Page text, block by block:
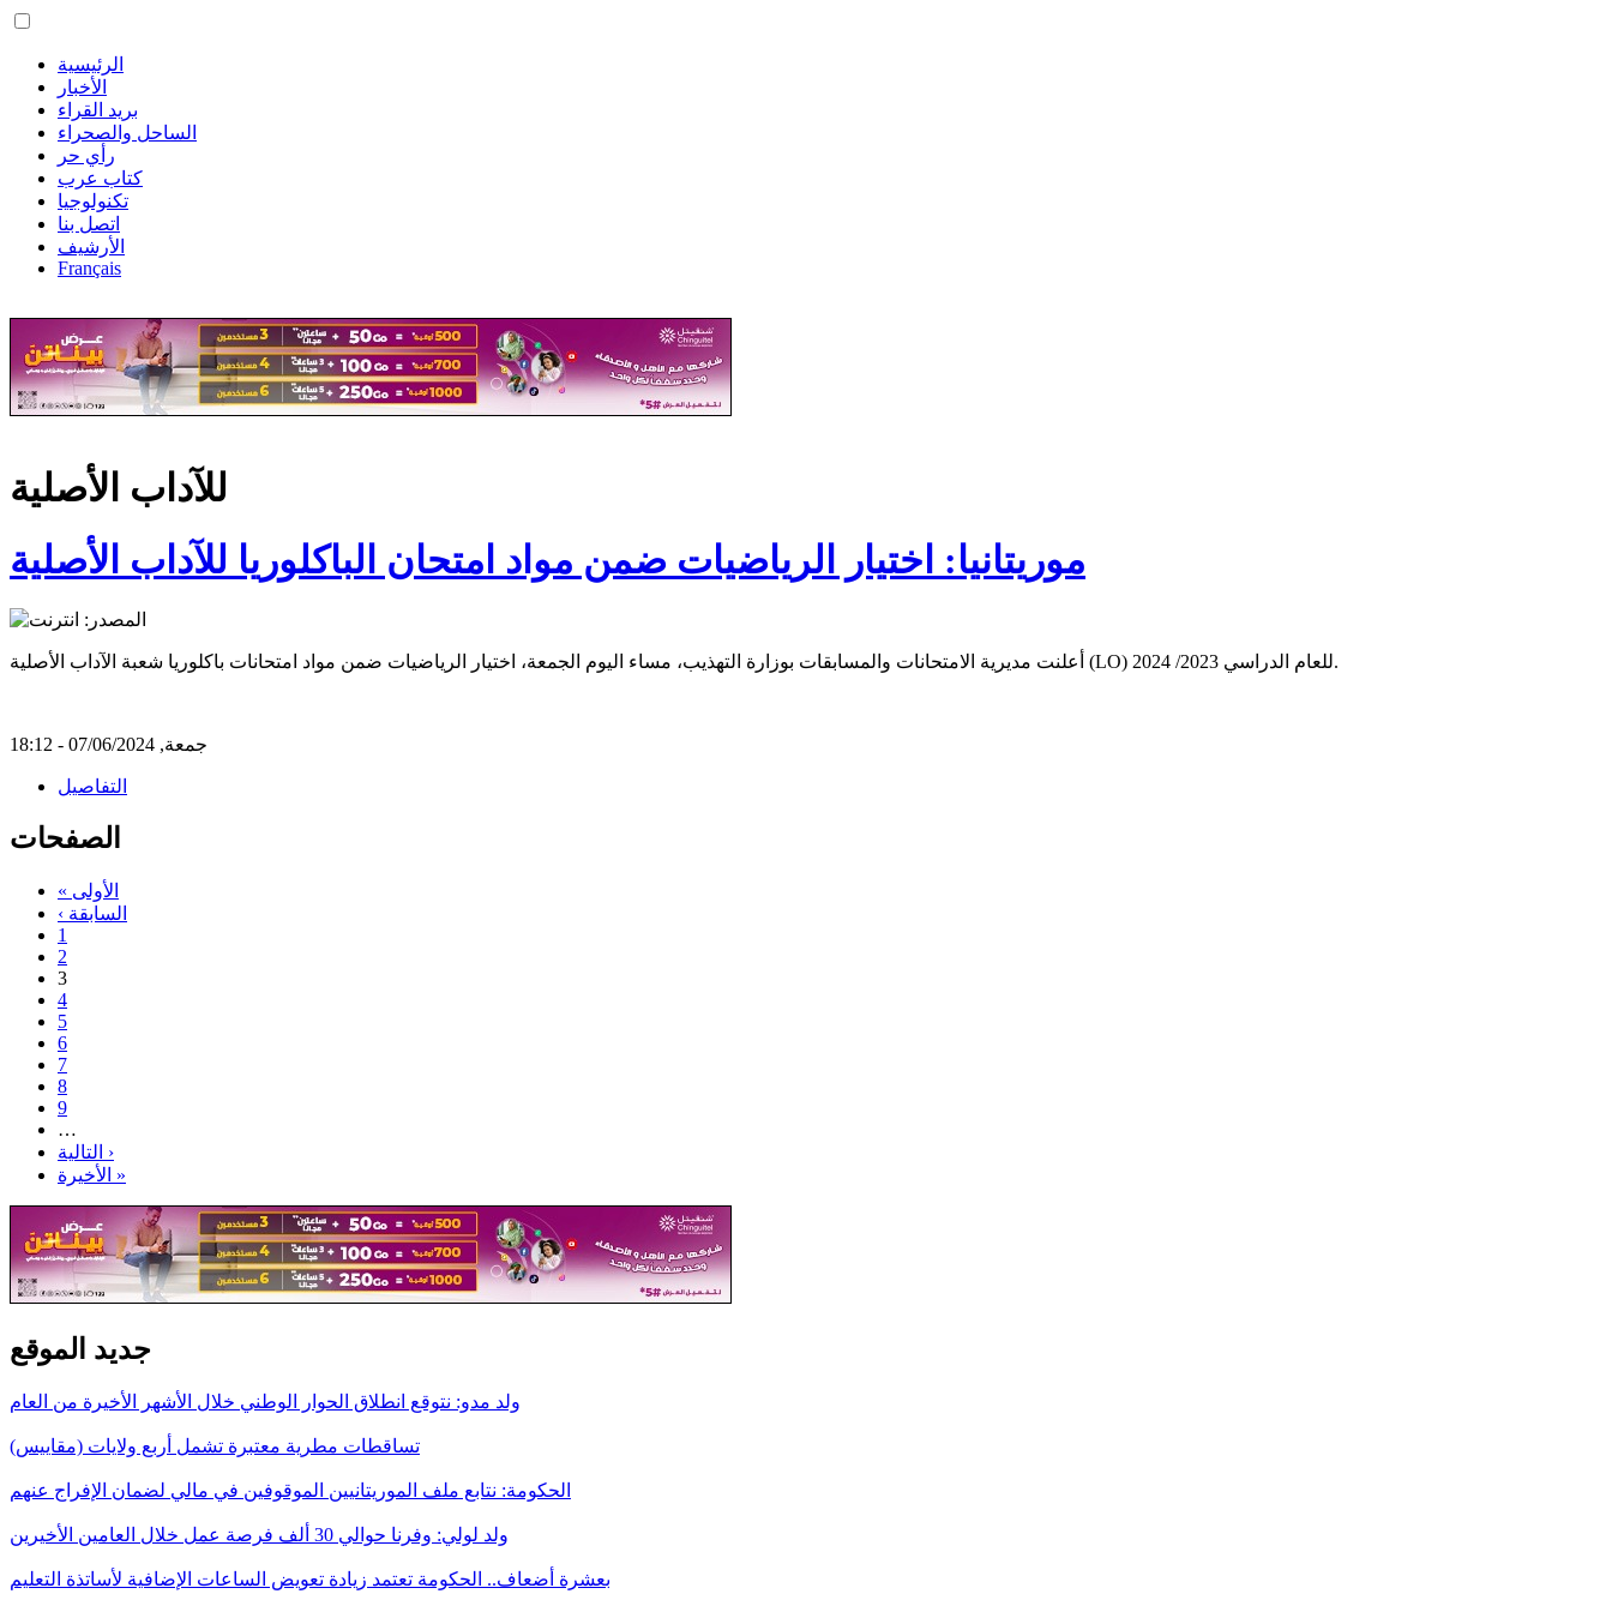
الرئيسية
الأخبار
بريد القراء
الساحل والصحراء
رأي حر
كتاب عرب
تكنولوجيا
اتصل بنا
الأرشيف
Français
للآداب الأصلية
موريتانيا: اختيار الرياضيات ضمن مواد امتحان الباكلوريا للآداب الأصلية
أعلنت مديرية الامتحانات والمسابقات بوزارة التهذيب، مساء اليوم الجمعة، اختيار الرياضيات ضمن مواد امتحانات باكلوريا شعبة الآداب الأصلية (LO) للعام الدراسي 2023/ 2024.
جمعة, 07/06/2024 - 18:12
التفاصيل
الصفحات
« الأولى
‹ السابقة
1
2
3
4
5
6
7
8
9
…
التالية ›
الأخيرة »
جديد الموقع
ولد مدو: نتوقع انطلاق الحوار الوطني خلال الأشهر الأخيرة من العام
تساقطات مطرية معتبرة تشمل أربع ولايات (مقاييس)
الحكومة: نتابع ملف الموريتانيين الموقوفين في مالي لضمان الإفراج عنهم
ولد لولي: وفرنا حوالي 30 ألف فرصة عمل خلال العامين الأخيرين
بعشرة أضعاف.. الحكومة تعتمد زيادة تعويض الساعات الإضافية لأساتذة التعليم